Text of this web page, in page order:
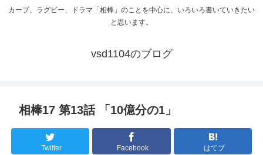
カープ、ラグビー、ドラマ「相棒」のことを中心に、いろいろ書いていきたい
と思います。
vsd1104のブログ
相棒17 第13話 「10億分の1」
Twitter Facebook はてブ